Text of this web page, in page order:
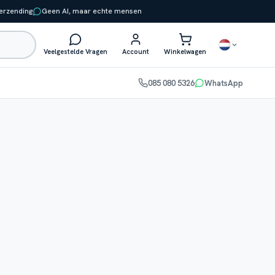
Geen AI, maar echte mensen
Veelgestelde Vragen Account Winkelwagen
085 080 5326 WhatsApp